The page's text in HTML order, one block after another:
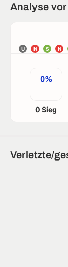
Analyse
U N S N
0%
0 Sieg
Verletzte/